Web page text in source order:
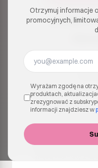
Otrzymuj informacje
promocyjnych,
Wyrażam zgodę na
produktach,
zrezygnować z
informacji znajdziesz w
Otrzymuj informacje
promocyjnych,
Wyrażam zgodę na
o produktach,